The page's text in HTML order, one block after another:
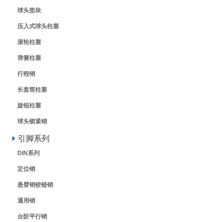
球头垫块
压入式球头柱塞
滚轮柱塞
弹簧柱塞
行程销
长套筒柱塞
旋钮柱塞
球头锁紧销
引脚系列
DIN系列
定位销
悬臂销铰链销
通用销
台阶平行销